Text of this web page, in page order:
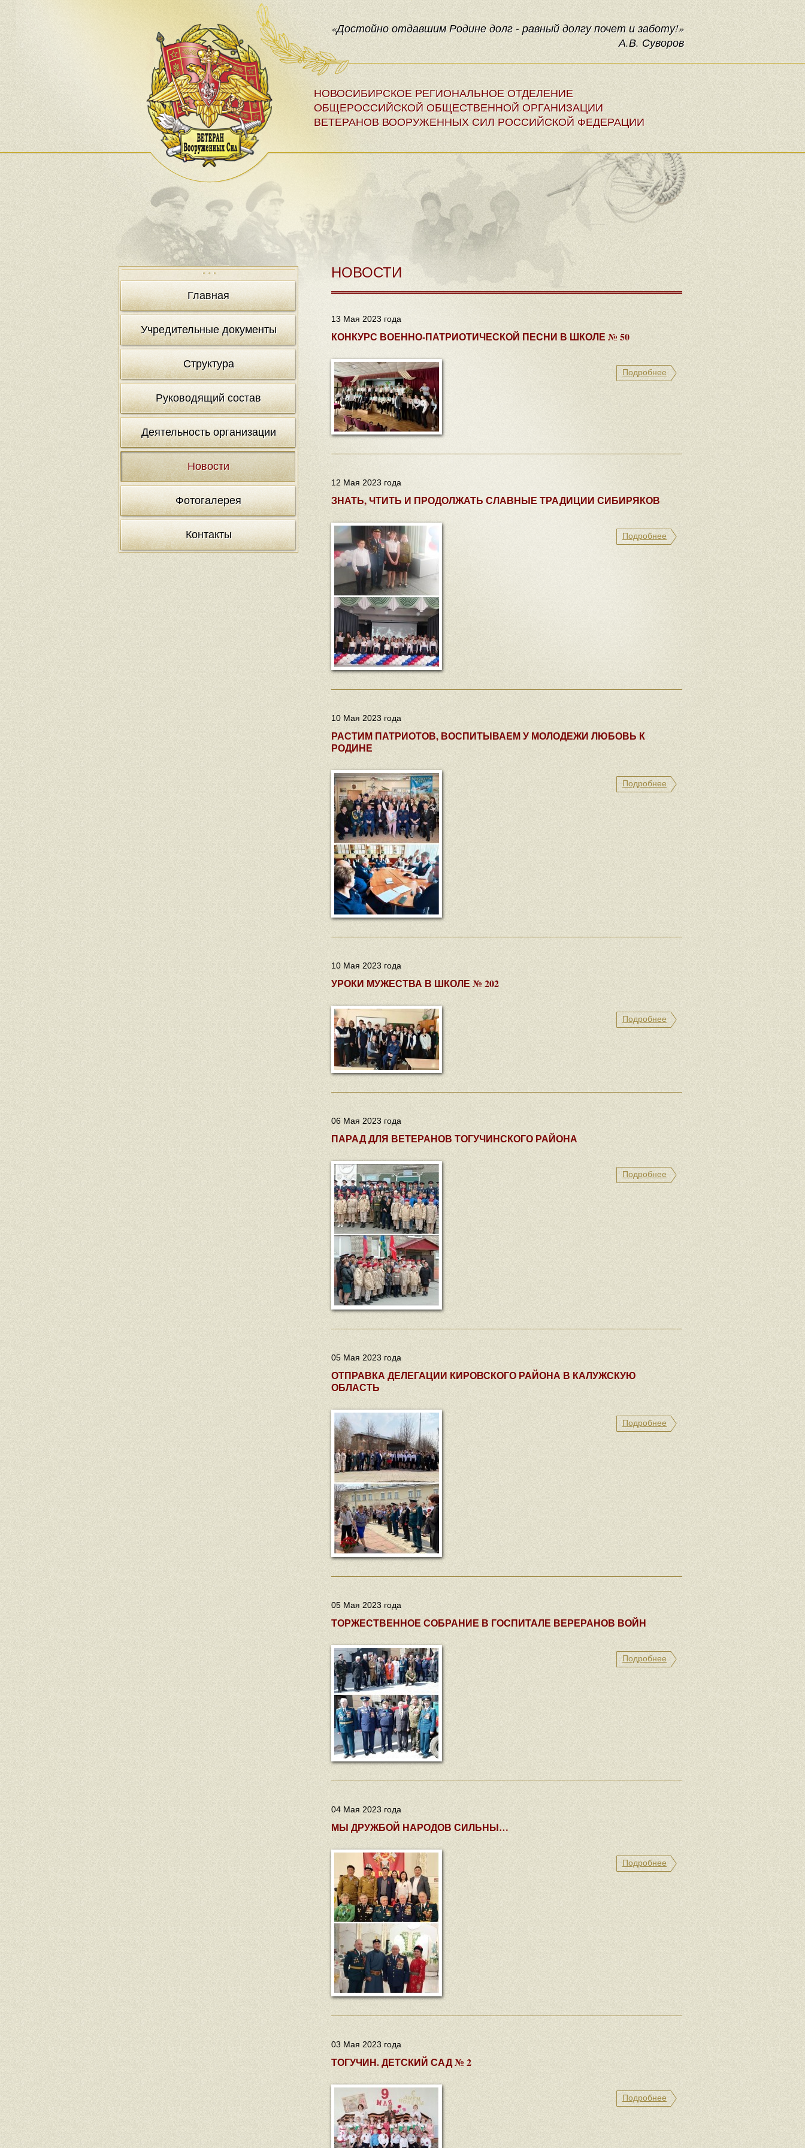
«Достойно отдавшим Родине долг - равный долгу почет и заботу!»
А.В. Суворов
НОВОСИБИРСКОЕ РЕГИОНАЛЬНОЕ ОТДЕЛЕНИЕ
ОБЩЕРОССИЙСКОЙ ОБЩЕСТВЕННОЙ ОРГАНИЗАЦИИ
ВЕТЕРАНОВ ВООРУЖЕННЫХ СИЛ РОССИЙСКОЙ ФЕДЕРАЦИИ
Главная
Учредительные документы
Структура
Руководящий состав
Деятельность организации
Новости
Фотогалерея
Контакты
НОВОСТИ
13 Мая 2023 года
КОНКУРС ВОЕННО-ПАТРИОТИЧЕСКОЙ ПЕСНИ В ШКОЛЕ № 50
Подробнее
12 Мая 2023 года
ЗНАТЬ, ЧТИТЬ И ПРОДОЛЖАТЬ СЛАВНЫЕ ТРАДИЦИИ СИБИРЯКОВ
Подробнее
10 Мая 2023 года
РАСТИМ ПАТРИОТОВ, ВОСПИТЫВАЕМ У МОЛОДЕЖИ ЛЮБОВЬ К
РОДИНЕ
Подробнее
10 Мая 2023 года
УРОКИ МУЖЕСТВА В ШКОЛЕ № 202
Подробнее
06 Мая 2023 года
ПАРАД ДЛЯ ВЕТЕРАНОВ ТОГУЧИНСКОГО РАЙОНА
Подробнее
05 Мая 2023 года
ОТПРАВКА ДЕЛЕГАЦИИ КИРОВСКОГО РАЙОНА В КАЛУЖСКУЮ
ОБЛАСТЬ
Подробнее
05 Мая 2023 года
ТОРЖЕСТВЕННОЕ СОБРАНИЕ В ГОСПИТАЛЕ ВЕРЕРАНОВ ВОЙН
Подробнее
04 Мая 2023 года
МЫ ДРУЖБОЙ НАРОДОВ СИЛЬНЫ…
Подробнее
03 Мая 2023 года
ТОГУЧИН. ДЕТСКИЙ САД № 2
Подробнее